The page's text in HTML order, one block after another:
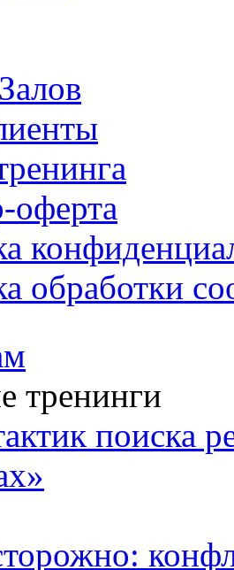
оферта
обработки
тренинги